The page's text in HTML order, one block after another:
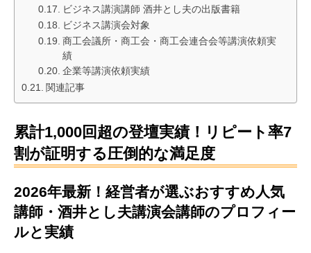
ビジネス講演講師 酒井とし夫の出版書籍
ビジネス講演会対象
商工会議所・商工会・商工会連合会等講演依頼実
績
企業等講演依頼実績
関連記事
累計1,000回超の登壇実績！リピート率7
割が証明する圧倒的な満足度
2026年最新！経営者が選ぶおすすめ人気
講師・酒井とし夫講演会講師のプロフィー
ルと実績